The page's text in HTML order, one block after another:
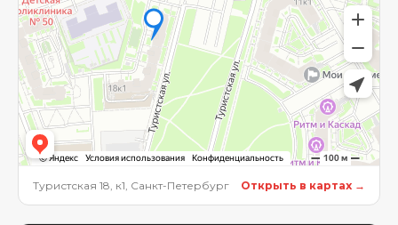
Туристская 18, к1, Санкт-Петербург Открыть в картах →